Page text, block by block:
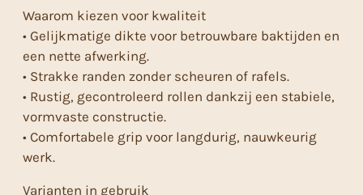
Waarom kiezen voor kwaliteit
• Gelijkmatige dikte voor betrouwbare baktijden en
een nette afwerking.
• Strakke randen zonder scheuren of rafels.
• Rustig, gecontroleerd rollen dankzij een stabiele,
vormvaste constructie.
• Comfortabele grip voor langdurig, nauwkeurig
werk.
Varianten in gebruik